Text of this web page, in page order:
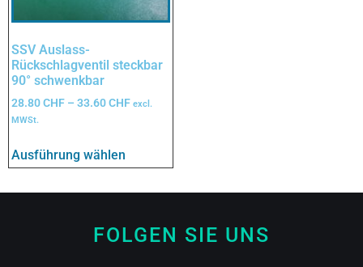
SSV Auslass-
Rückschlagventil steckbar
90° schwenkbar
28.80CHF – 33.60CHF excl.
MWSt.
Ausführung wählen
FOLGEN SIE UNS